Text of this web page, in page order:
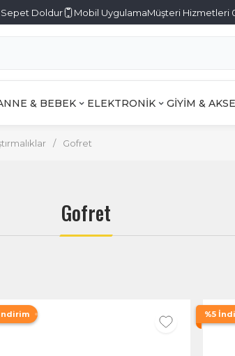
Sepet Doldur Mobil UygulamaMüşteri Hizmetleri
& BEBEK ELEKTRONİK GİYİM &
/ Gofret
Gofret
%5